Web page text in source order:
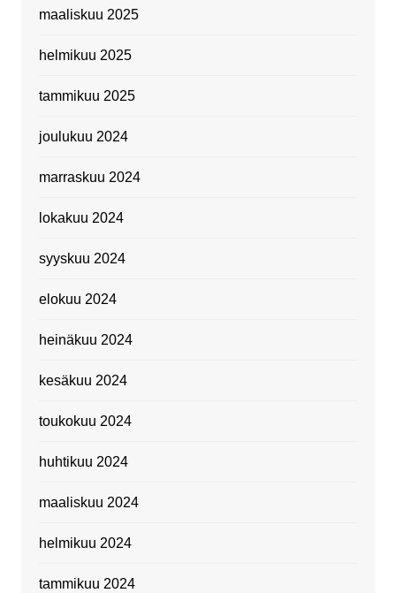
maaliskuu 2025
helmikuu 2025
tammikuu 2025
joulukuu 2024
marraskuu 2024
lokakuu 2024
syyskuu 2024
elokuu 2024
heinäkuu 2024
kesäkuu 2024
toukokuu 2024
huhtikuu 2024
maaliskuu 2024
helmikuu 2024
tammikuu 2024